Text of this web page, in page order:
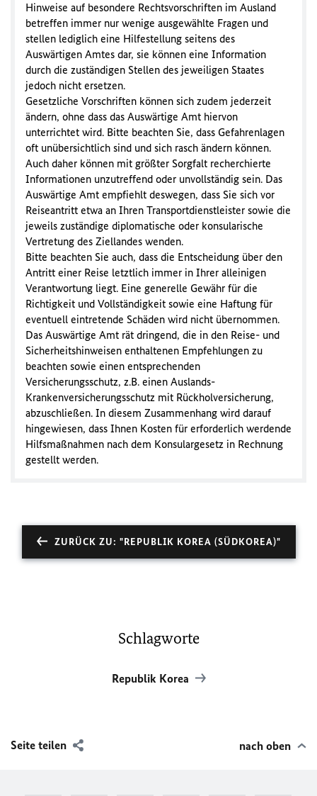
Hinweise auf besondere Rechtsvorschriften im Ausland
betreffen immer nur wenige ausgewählte Fragen und
stellen lediglich eine Hilfestellung seitens des
Auswärtigen Amtes dar, sie können eine Information
durch die zuständigen Stellen des jeweiligen Staates
jedoch nicht ersetzen.
Gesetzliche Vorschriften können sich zudem jederzeit
ändern, ohne dass das Auswärtige Amt hiervon
unterrichtet wird. Bitte beachten Sie, dass Gefahrenlagen
oft unübersichtlich sind und sich rasch ändern können.
Auch daher können mit größter Sorgfalt recherchierte
Informationen unzutreffend oder unvollständig sein. Das
Auswärtige Amt empfiehlt deswegen, dass Sie sich vor
Reiseantritt etwa an Ihren Transportdienstleister sowie die
jeweils zuständige diplomatische oder konsularische
Vertretung des Ziellandes wenden.
Bitte beachten Sie auch, dass die Entscheidung über den
Antritt einer Reise letztlich immer in Ihrer alleinigen
Verantwortung liegt. Eine generelle Gewähr für die
Richtigkeit und Vollständigkeit sowie eine Haftung für
eventuell eintretende Schäden wird nicht übernommen.
Das Auswärtige Amt rät dringend, die in den Reise- und
Sicherheitshinweisen enthaltenen Empfehlungen zu
beachten sowie einen entsprechenden
Versicherungsschutz, z.B. einen Auslands-
Krankenversicherungsschutz mit Rückholversicherung,
abzuschließen. In diesem Zusammenhang wird darauf
hingewiesen, dass Ihnen Kosten für erforderlich werdende
Hilfsmaßnahmen nach dem Konsulargesetz in Rechnung
gestellt werden.
ZURÜCK ZU: "REPUBLIK KOREA (SÜDKOREA)"
Schlagworte
Republik Korea
Seite teilen nach oben